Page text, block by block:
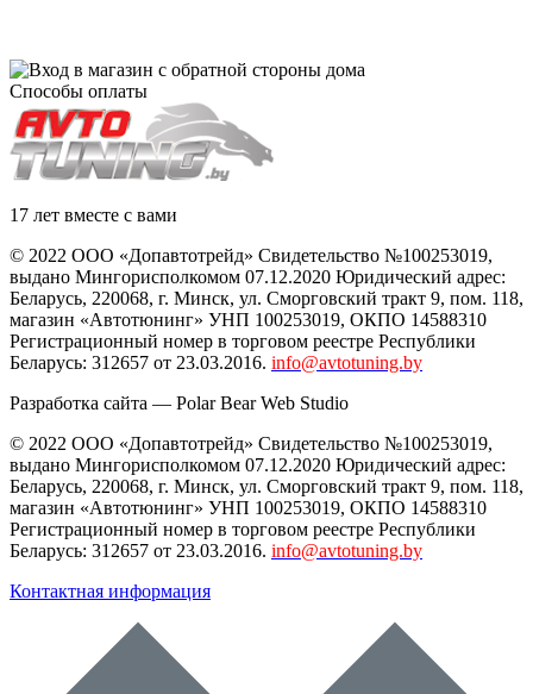
Способы оплаты
17 лет вместе с вами
© 2022 ООО «Допавтотрейд» Свидетельство №100253019,
выдано Мингорисполкомом 07.12.2020 Юридический адрес:
Беларусь, 220068, г. Минск, ул. Сморговский тракт 9, пом. 118,
магазин «Автотюнинг» УНП 100253019, ОКПО 14588310
Регистрационный номер в торговом реестре Республики
Беларусь: 312657 от 23.03.2016. info@avtotuning.by
Разработка сайта — Polar Bear Web Studio
© 2022 ООО «Допавтотрейд» Свидетельство №100253019,
выдано Мингорисполкомом 07.12.2020 Юридический адрес:
Беларусь, 220068, г. Минск, ул. Сморговский тракт 9, пом. 118,
магазин «Автотюнинг» УНП 100253019, ОКПО 14588310
Регистрационный номер в торговом реестре Республики
Беларусь: 312657 от 23.03.2016. info@avtotuning.by
Контактная информация